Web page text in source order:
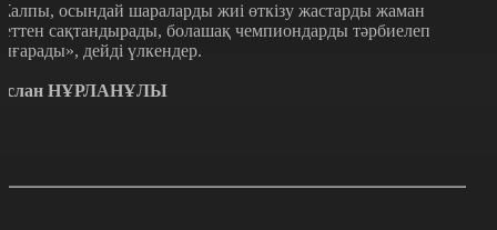
осындай шараларды жиі өткізу жастарды жаман
сақтандырады, болашақ чемпиондарды тәрбиелеп
дейді үлкендер.
НҰРЛАНҰЛЫ